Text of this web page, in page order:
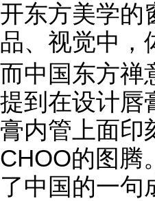
开东方美学的
品、视觉中，
而中国东方禅
提到在设计唇
膏内管上面印
CHOO的图腾
了中国的一句